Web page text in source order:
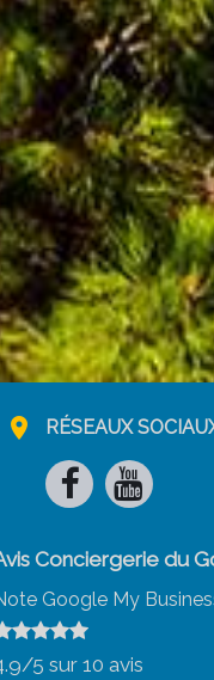
location_on RÉSEAUX
Conciergerie du
Google My
/5 sur 10 avis